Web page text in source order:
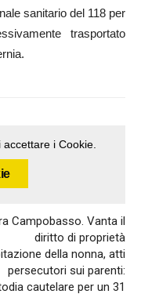
sanitario del 118 per
trasportato
i Cookie.
Campobasso. Vanta il
diritto di proprietà
della nonna, atti
persecutori sui parenti:
cautelare per un 31